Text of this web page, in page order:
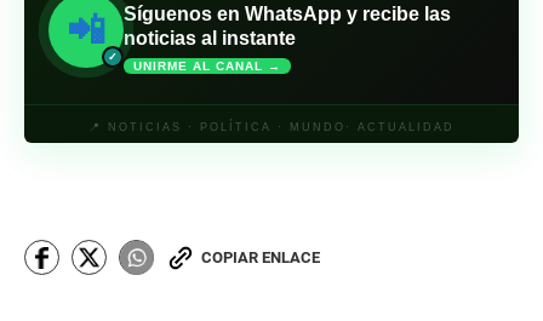
📲
✓
Síguenos en WhatsApp y recibe las
noticias al instante
UNIRME AL CANAL →
📍 NOTICIAS · POLÍTICA · MUNDO· ACTUALIDAD
COPIAR ENLACE